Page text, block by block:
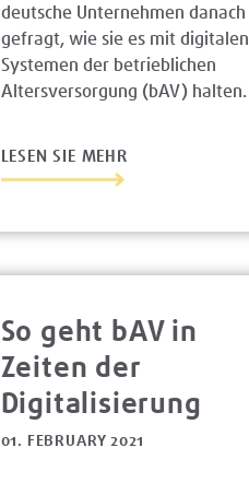
deutsche Unternehmen danach
gefragt, wie sie es mit digitalen
Systemen der betrieblichen
Altersversorgung (bAV) halten.
LESEN SIE MEHR
So geht bAV in
Zeiten der
Digitalisierung
01. FEBRUARY 2021